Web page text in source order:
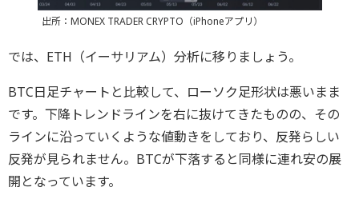
出所：MONEX TRADER CRYPTO（iPhoneアプリ）
では、ETH（イーサリアム）分析に移りましょう。
BTC日足チャートと比較して、ローソク足形状は悪いまま
です。下降トレンドラインを右に抜けてきたものの、その
ラインに沿っていくような値動きをしており、反発らしい
反発が見られません。BTCが下落すると同様に連れ安の展
開となっています。